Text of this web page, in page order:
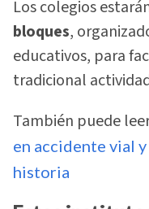
Los colegios
bloques,
educativos, para
tradicional
También puede
en accidente vial
historia